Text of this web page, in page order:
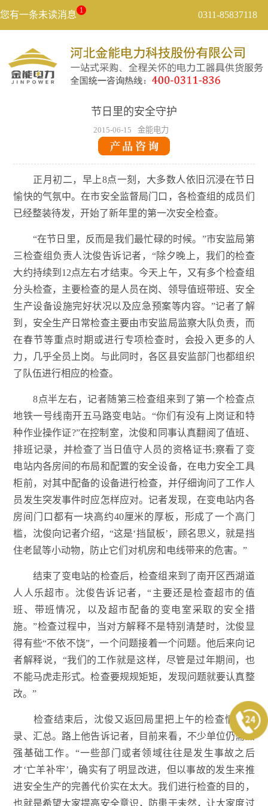
您有一条未读消息 1 0311-85837118
节日里的安全守护
2015-06-15 金能电力
正月初二，早上8点一刻，大多数人依旧沉浸在节日
愉快的气氛中。在市安全监督局门口，各检查组的成员们
已经整装待发，开始了新年里的第一次安全检查。
“在节日里，反而是我们最忙碌的时候。”市安监局第
三检查组负责人沈俊告诉记者，“除夕晚上，我们的检查
大约持续到12点左右才结束。今天上午，又有多个检查组
分头检查，主要检查的是人员在岗、领导值班带班、安全
生产设备设施完好状况以及应急预案等内容。”记者了解
到，安全生产日常检查主要由市安监局监察大队负责，而
在春节等重点时期或进行专项检查时，会投入更多的人
力，几乎全员上岗。与此同时，各区县安监部门也都组织
了队伍进行相应的检查。
8点半左右，记者随第三检查组来到了第一个检查点
地铁一号线南开五马路变电站。“你们有没有上岗证和特
种作业操作证?”在控制室，沈俊和同事认真翻阅了值班、
排班记录，并检查了当日值守人员的资格证书;察看了变
电站内各房间的布局和配置的安全设备，在电力安全工具
柜前，对其中配备的设备进行检查，并仔细询问了工作人
员发生突发事件时应怎样应对。记者发现，在变电站内各
房间门口都有一块高约40厘米的厚板，形成了一个高门
槛，沈俊向记者介绍，“这是‘挡鼠板’，顾名思义，就是挡
住老鼠等小动物，防止它们对机房和电线带来的危害。”
结束了变电站的检查后，检查组来到了南开区西湖道
人人乐超市。沈俊告诉记者，“主要还是检查超市的值
班、带班情况，以及超市配备的变电室采取的安全措
施。”检查过程中，当对方解释不是特别清楚时，沈俊显
得有些“不依不饶”，一个问题接着一个问题。他后来向记
者解释说，“我们的工作就是这样，尽管是过年期间，也
不能马虎走形式。检查要规规矩矩，发现问题就要认真整
改。”
检查结束后，沈俊又返回局里把上午的检查情况记
录、汇总。路上他告诉记者，目前来看，不少单位仍需加
强基础工作。“一些部门或者领域往往是发生事故之后
才‘亡羊补牢’，确实有了明显改进，但以事故的发生来推
进安全生产的完善代价实在太大。我们进行检查的目的，
也就是希望大家提高安全意识，防患于未然，让大家度过